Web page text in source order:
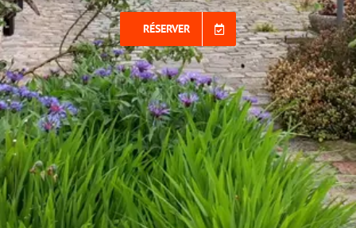
RÉSERVER